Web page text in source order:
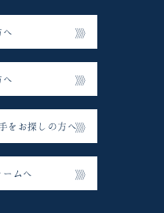
へ
へ
をお探しの方へ
ームへ